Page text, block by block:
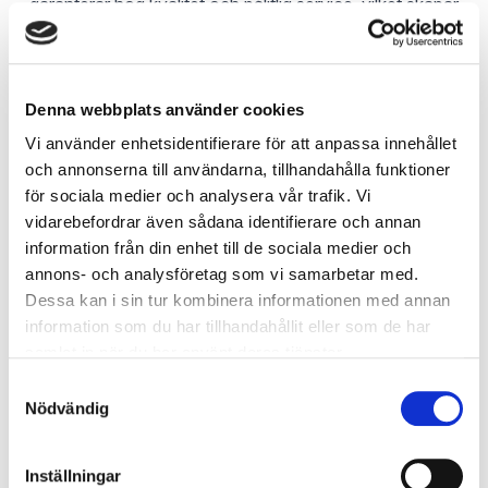
Denna webbplats använder cookies
Vi använder enhetsidentifierare för att anpassa innehållet
och annonserna till användarna, tillhandahålla funktioner
för sociala medier och analysera vår trafik. Vi
vidarebefordrar även sådana identifierare och annan
information från din enhet till de sociala medier och
annons- och analysföretag som vi samarbetar med.
Dessa kan i sin tur kombinera informationen med annan
information som du har tillhandahållit eller som de har
Nödvändig
Inställningar
garanterar hög kvalitet och pålitlig service, vilket skapar
trygghet i en snabbt föränderlig digital miljö.
På Ditwin arbetar vi nära våra
kunder för att utveckla hållbara och
effektiva lösningar som stödjer hela
verksamheten – från
Så arbetar vi
Vi arbetar nära våra kunder för att förstå deras unika
behov och mål. Vårt team följer en strukturerad
kundens specifika situation. Genom regelbundna
varje ärende lever upp till kundens förväntningar. Vår